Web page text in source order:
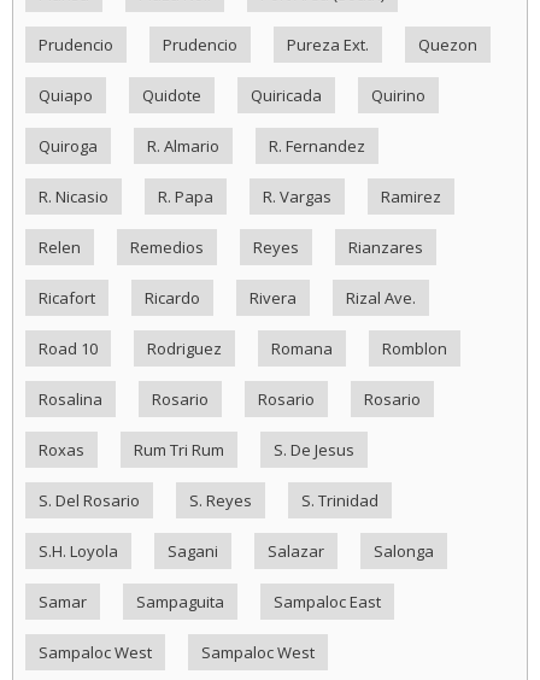
Prudencio Prudencio Pureza Ext. Quezon
Quiapo Quidote Quiricada Quirino
Quiroga R. Almario R. Fernandez
R. Nicasio R. Papa R. Vargas Ramirez
Relen Remedios Reyes Rianzares
Ricafort Ricardo Rivera Rizal Ave.
Road 10 Rodriguez Romana Romblon
Rosalina Rosario Rosario Rosario
Roxas Rum Tri Rum S. De Jesus
S. Del Rosario S. Reyes S. Trinidad
S.H. Loyola Sagani Salazar Salonga
Samar Sampaguita Sampaloc East
Sampaloc West Sampaloc West